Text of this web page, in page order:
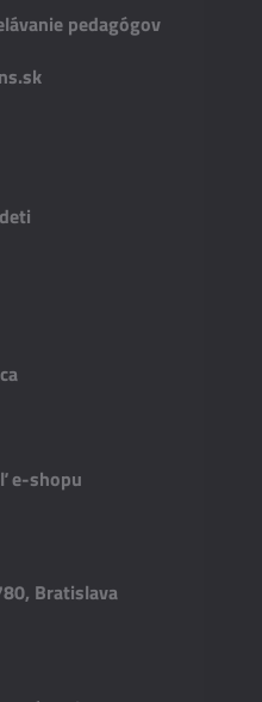
pedagógov
e-shopu
Bratislava